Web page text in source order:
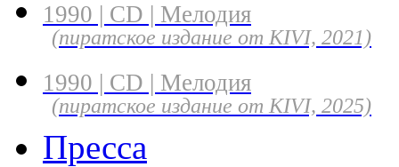
1990 | CD | Мелодия
(пиратское издание от KIVI, 2021)
1990 | CD | Мелодия
(пиратское издание от KIVI, 2025)
Пресса